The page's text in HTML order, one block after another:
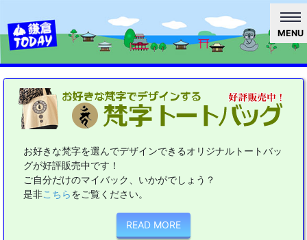
MENU
お好きな梵字を選んでデザインできるオリジナルトートバッ
グが好評販売中です！
ご自分だけのマイバック、いかがでしょう？
是非こちらをご覧ください。
READ MORE